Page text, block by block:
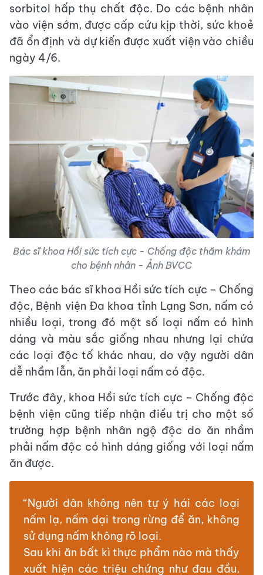
sorbitol hấp thụ chất độc. Do các bệnh nhân
vào viện sớm, được cấp cứu kịp thời, sức khoẻ
đã ổn định và dự kiến được xuất viện vào chiều
ngày 4/6.
Bác sĩ khoa Hồi sức tích cực - Chống độc thăm khám
cho bệnh nhân - Ảnh BVCC
Theo các bác sĩ khoa Hồi sức tích cực – Chống
độc, Bệnh viện Đa khoa tỉnh Lạng Sơn, nấm có
nhiều loại, trong đó một số loại nấm có hình
dáng và màu sắc giống nhau nhưng lại chứa
các loại độc tố khác nhau, do vậy người dân
dễ nhầm lẫn, ăn phải loại nấm có độc.
Trước đây, khoa Hồi sức tích cực – Chống độc
bệnh viện cũng tiếp nhận điều trị cho một số
trường hợp bệnh nhân ngộ độc do ăn nhầm
phải nấm độc có hình dáng giống với loại nấm
ăn được.
“Người dân không nên tự ý hái các loại
nấm lạ, nấm dại trong rừng để ăn, không
sử dụng nấm không rõ loại.
Sau khi ăn bất kì thực phẩm nào mà thấy
xuất hiện các triệu chứng như đau đầu,